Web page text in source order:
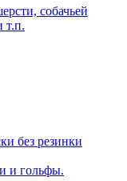
собачьей
т.п.
без резинки
и гольфы.